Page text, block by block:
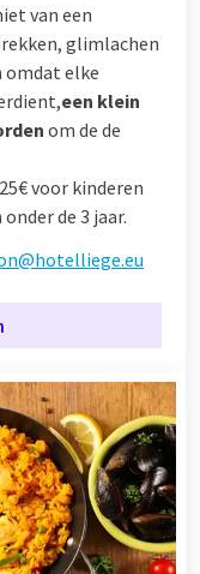
van een
glimlachen
omdat elke
een klein
om de de
voor kinderen
de 3 jaar.